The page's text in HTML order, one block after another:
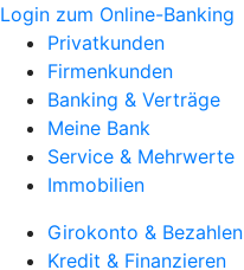
Login zum Online-Banking
Privatkunden
Firmenkunden
Banking & Verträge
Meine Bank
Service & Mehrwerte
Immobilien
Girokonto & Bezahlen
Kredit & Finanzieren